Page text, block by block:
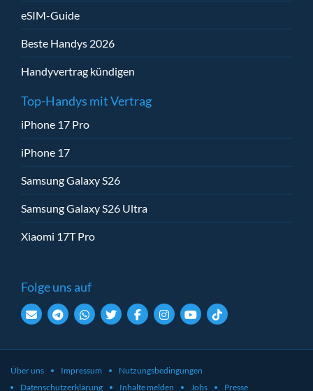
eSIM-Guide
Beste Handys 2026
Handyvertrag kündigen
Top-Handys mit Vertrag
iPhone 17 Pro
iPhone 17
Samsung Galaxy S26
Samsung Galaxy S26 Ultra
Xiaomi 17T Pro
Folge uns auf
Über uns Impressum
Nutzungsbedingungen
Datenschutzerklärung
Inhalte melden Jobs Presse